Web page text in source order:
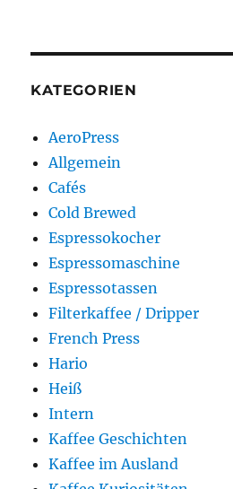
KATEGORIEN
AeroPress
Allgemein
Cafés
Cold Brewed
Espressokocher
Espressomaschine
Espressotassen
Filterkaffee / Dripper
French Press
Hario
Heiß
Intern
Kaffee Geschichten
Kaffee im Ausland